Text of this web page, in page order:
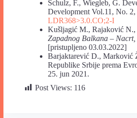
Schulz, F., Wiegleb, G.
Development Vol.11, No.
LDR368>3.0.CO;2-I
Kušljagić M., Rajaković
Zapadnog Balkana – Nacrt,
[pristupljeno 03.03.2022]
Barjaktarević D., Marković
Republike Srbije prema
25. jun 2021.
Post Views: 116